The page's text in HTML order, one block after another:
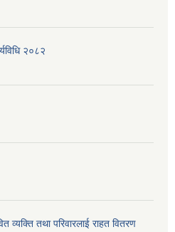
२०८२
व्यक्ति तथा परिवारलाई राहत वितरण